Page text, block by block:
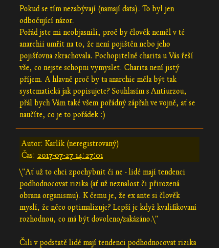
Pokud se tím nezabývají (namají data). To byl jen
odbočující názor.
Pořád jste mi neobjasnili, proč by člověk neměl v té
anarchii umřít na to, že není pojištěn nebo jeho
pojišťovna zkrachovala. Pochopitelně charita u Vás řeší
vše, co nejste schopni vymyslet. Charita není jistý
příjem. A hlavně proč by ta anarchie měla být tak
systematická jak popisujete? Souhlasím s Antiurzou,
přál bych Vám také všem pořádný zápřah ve vojně, ať se
naučíte, co je to pořádek :)
Autor: Karlík (neregistrovaný)
Čas: 2017-07-27 14:27:01
\"Ať už to chci zpochybnit či ne - lidé mají tendenci
podhodnocovat rizika (ať už neznalost či přirozená
obrana organismu). K čemu je, že ex ante si člověk
myslí, že něco optimalizuje? Lepší je když kvalifikovaní
rozhodnou, co má být dovoleno/zakázáno.\"
Čili v podstatě lidé mají tendenci podhodnocovat rizika